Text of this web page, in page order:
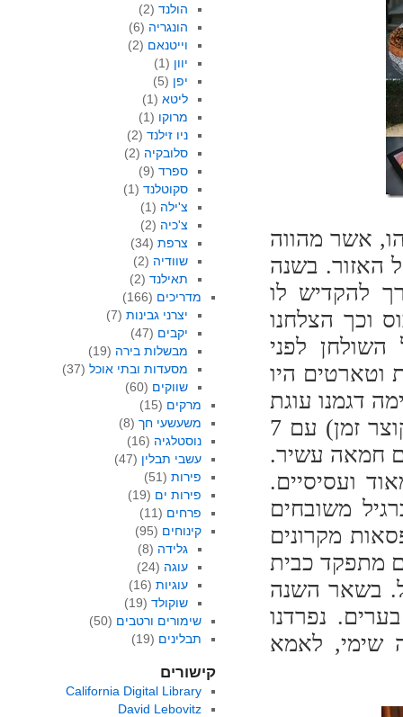
אשר מהווה
האזור. בשנה
להקדיש לו
וכך הצלחנו
לפני
וטארטים היו
דגמנו עוגת
מיני דובוש (המיני הוא המצאה של מימי, מפאת קוצר זמן) עם 7
חמאה עשיר.
ועסיסיים.
משובחים
מקרונים
מתפקד כבית
בשאר השנה
נפרדנו
שימי, לאמא
הולנד (2)
הונגריה (6)
וייטנאם (2)
יוון (1)
יפן (5)
ליטא (1)
מרוקו (1)
ניו זילנד (2)
סלובקיה (2)
ספרד (9)
סקוטלנד (1)
צ'ילה (1)
צ'כיה (2)
צרפת (34)
שוודיה (2)
תאילנד (2)
מדריכים (166)
יצרני גבינות (7)
יקבים (47)
מבשלות בירה (19)
מסעדות ובתי אוכל (37)
שווקים (60)
מרקים (15)
משעשעי חך(8)
נוסטלגיה (16)
עשבי תבלין (47)
פירות(51)
פירות ים (19)
פרחים (11)
קינוחים (95)
גלידה (8)
עוגה (24)
עוגיות (16)
שוקולד (19)
שימורים ורטבים (50)
תבלינים (19)
קישורים
California Digital Library
David Lebovitz